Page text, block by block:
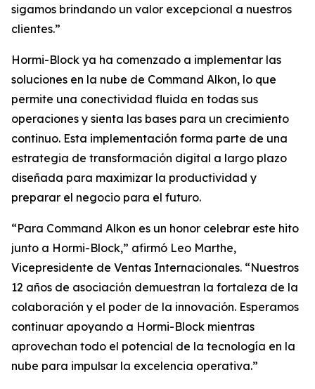
sigamos brindando un valor excepcional a nuestros
clientes.”
Hormi-Block ya ha comenzado a implementar las
soluciones en la nube de Command Alkon, lo que
permite una conectividad fluida en todas sus
operaciones y sienta las bases para un crecimiento
continuo. Esta implementación forma parte de una
estrategia de transformación digital a largo plazo
diseñada para maximizar la productividad y
preparar el negocio para el futuro.
“Para Command Alkon es un honor celebrar este hito
junto a Hormi-Block,” afirmó Leo Marthe,
Vicepresidente de Ventas Internacionales. “Nuestros
12 años de asociación demuestran la fortaleza de la
colaboración y el poder de la innovación. Esperamos
continuar apoyando a Hormi-Block mientras
aprovechan todo el potencial de la tecnología en la
nube para impulsar la excelencia operativa.”